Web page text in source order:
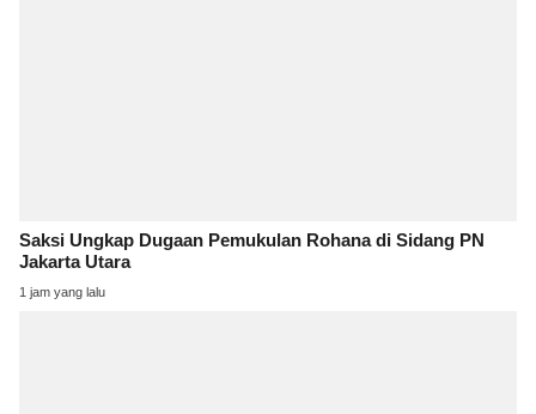
Saksi Ungkap Dugaan Pemukulan Rohana di Sidang PN
Jakarta Utara
1 jam yang lalu